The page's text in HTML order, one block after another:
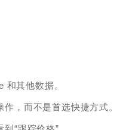
其他数据。
，而不是首选快捷方式。